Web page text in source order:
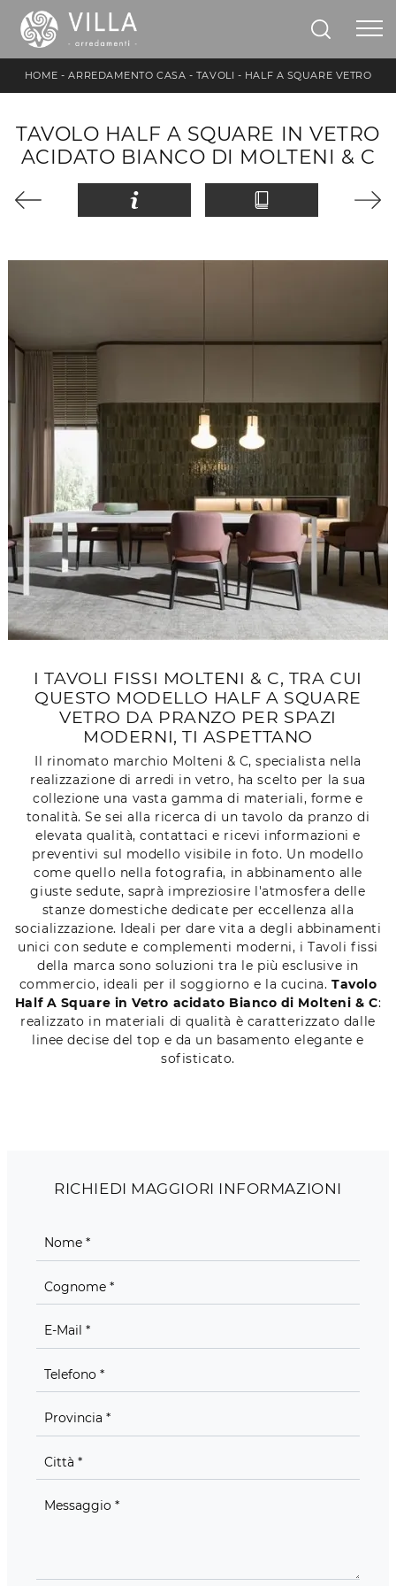
HOME -ARREDAMENTO CASA - TAVOLI - HALF A SQUARE VETRO
TAVOLO HALF A SQUARE IN VETRO
ACIDATO BIANCO DI MOLTENI & C
I TAVOLI FISSI MOLTENI & C, TRA CUI
QUESTO MODELLO HALF A SQUARE
VETRO DA PRANZO PER SPAZI
MODERNI, TI ASPETTANO
Il rinomato marchio Molteni & C, specialista nella
realizzazione di arredi in vetro, ha scelto per la sua
collezione una vasta gamma di materiali, forme e
tonalità. Se sei alla ricerca di un tavolo da pranzo di
elevata qualità, contattaci e ricevi informazioni e
preventivi sul modello visibile in foto. Un modello
come quello nella fotografia, in abbinamento alle
giuste sedute, saprà impreziosire l'atmosfera delle
stanze domestiche dedicate per eccellenza alla
socializzazione. Ideali per dare vita a degli abbinamenti
unici con sedute e complementi moderni, i Tavoli fissi
della marca sono soluzioni tra le più esclusive in
commercio, ideali per il soggiorno e la cucina.Tavolo
Half A Square in Vetro acidato Bianco di Molteni & C:
realizzato in materiali di qualità è caratterizzato dalle
linee decise del top e da un basamento elegante e
sofisticato.
RICHIEDI MAGGIORI INFORMAZIONI